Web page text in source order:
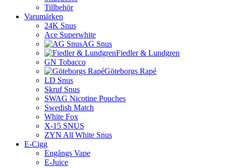
Tillbehör
Varumärken
24K Snus
Ace Superwhite
AG Snus
Fiedler & Lundgren
GN Tobacco
Göteborgs Rapé
LD Snus
Skruf Snus
SWAG Nicotine Pouches
Swedish Match
White Fox
X-15 SNUS
ZYN All White Snus
E-Cigg
Engångs Vape
E-Juice